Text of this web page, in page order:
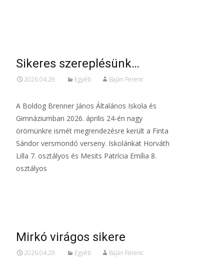
Sikeres szereplésünk…
2026.04.29. Egyéb Baján Ferenc
A Boldog Brenner János Általános Iskola és
Gimnáziumban 2026. április 24-én nagy
örömünkre ismét megrendezésre került a Finta
Sándor versmondó verseny. Iskolánkat Horváth
Lilla 7. osztályos és Mesits Patrícia Emília 8.
osztályos
Mirkó virágos sikere
2026.04.29. Egyéb Baján Ferenc